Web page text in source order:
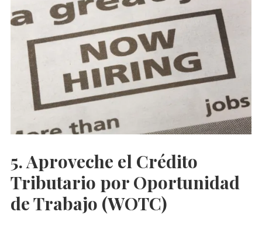
5. Aproveche el Crédito
Tributario por Oportunidad
de Trabajo (WOTC)